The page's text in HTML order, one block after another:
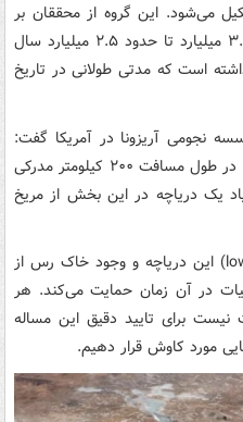
می‌شود. این گروه از محققان بر
این گمان‌ هستند که آب از حدود ۳.۸ میلیارد تا حدود ۲.۵ میلیارد سال
است که مدتی طولانی در تاریخ
نجومی آریزونا در آمریکا گفت:
رسوبات لایه‌ای رنگین حاوی خاک رس در طول مسافت ۲۰۰ کیلومتر مدرکی
یک دریاچه در این بخش از مریخ
وی افزود: محیط کم‌انرژی ( low-energy) این دریاچه و وجود خاک رس از
در آن زمان حمایت می‌کند. هر
برای تایید دقیق این مساله
مورد کاوش قرار دهیم.